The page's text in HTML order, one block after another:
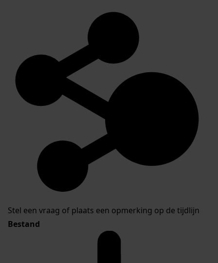
Stel een vraag of plaats een opmerking op de tijdlijn
Bestand